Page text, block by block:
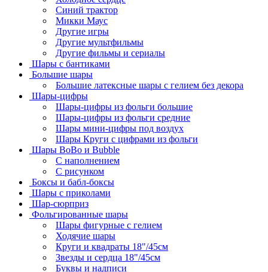
Синий трактор
Микки Маус
Другие игры
Другие мультфильмы
Другие фильмы и сериалы
Шары с бантиками
Большие шары
Большие латексные шары с гелием без декора
Шары-цифры
Шары-цифры из фольги большие
Шары-цифры из фольги средние
Шары мини-цифры под воздух
Шары Круги с цифрами из фольги
Шары BoBo и Bubble
С наполнением
С рисунком
Боксы и бабл-боксы
Шары с приколами
Шар-сюрприз
Фольгированные шары
Шары фигурные с гелием
Ходячие шары
Круги и квадраты 18"/45см
Звезды и сердца 18"/45см
Буквы и надписи